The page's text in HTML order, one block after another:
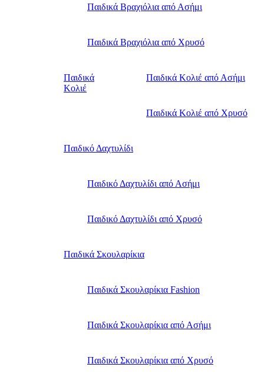
Παιδικά Βραχιόλια από Ασήμι
Παιδικά Βραχιόλια από Χρυσό
Παιδικά
Κολιέ
Παιδικά Κολιέ από Ασήμι
Παιδικά Κολιέ από Χρυσό
Παιδικό Δαχτυλίδι
Παιδικό Δαχτυλίδι από Ασήμι
Παιδικό Δαχτυλίδι από Χρυσό
Παιδικά Σκουλαρίκια
Παιδικά Σκουλαρίκια Fashion
Παιδικά Σκουλαρίκια από Ασήμι
Παιδικά Σκουλαρίκια από Χρυσό